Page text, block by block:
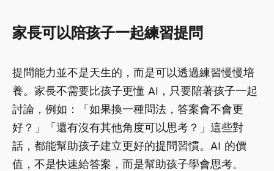
家長可以陪孩子一起練習提問
提問能力並不是天生的，而是可以透過練習慢慢培
養。家長不需要比孩子更懂 AI，只要陪著孩子一起
討論，例如：「如果換一種問法，答案會不會更
好？」「還有沒有其他角度可以思考？」這些對
話，都能幫助孩子建立更好的提問習慣。AI 的價
值，不是快速給答案，而是幫助孩子學會思考。